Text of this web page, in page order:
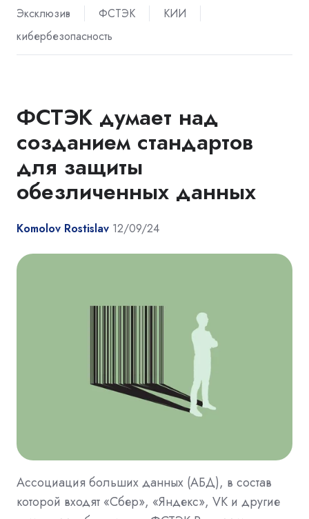
Эксклюзив
ФСТЭК
КИИ
кибербезопасность
ФСТЭК думает над
созданием стандартов
для защиты
обезличенных данных
Komolov Rostislav 12/09/24
Ассоциация больших данных (АБД), в состав
которой входят «Сбер», «Яндекс», VK и другие